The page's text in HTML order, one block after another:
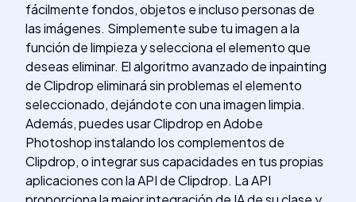
fácilmente fondos, objetos e incluso personas de
las imágenes. Simplemente sube tu imagen a la
función de limpieza y selecciona el elemento que
deseas eliminar. El algoritmo avanzado de inpainting
de Clipdrop eliminará sin problemas el elemento
seleccionado, dejándote con una imagen limpia.
Además, puedes usar Clipdrop en Adobe
Photoshop instalando los complementos de
Clipdrop, o integrar sus capacidades en tus propias
aplicaciones con la API de Clipdrop. La API